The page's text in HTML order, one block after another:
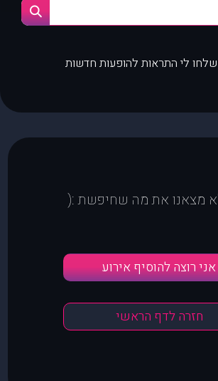
שלחו לי התראות להופעות חדשות
מצאנו את מה שחיפשת :(
אני רוצה להוסיף אירוע
חזרה לדף הראשי